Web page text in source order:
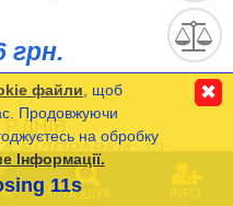
ПОШУК INFO
грн.
ВІДПРАВКИ: 12-
файли , щоб
Продовжуючи
на обробку
Інформації.
11s
✖